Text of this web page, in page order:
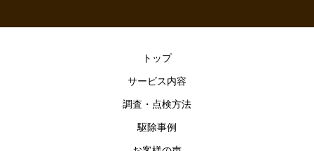
トップ
サービス内容
調査・点検方法
駆除事例